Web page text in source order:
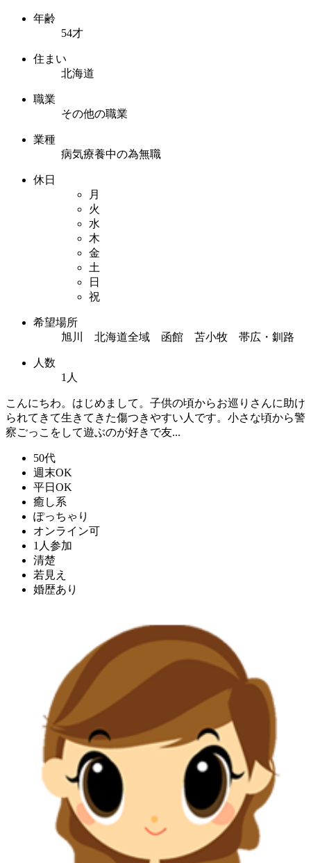
年齢
54才
住まい
北海道
職業
その他の職業
業種
病気療養中の為無職
休日
月
火
水
木
金
土
日
祝
希望場所
旭川 北海道全域 函館 苫小牧 帯広・釧路
人数
1人
こんにちわ。はじめまして。子供の頃からお巡りさんに助け
られてきて生きてきた傷つきやすい人です。小さな頃から警
察ごっこをして遊ぶのが好きで友...
50代
週末OK
平日OK
癒し系
ぽっちゃり
オンライン可
1人参加
清楚
若見え
婚歴あり